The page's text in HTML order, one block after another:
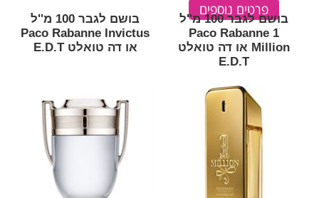
פרטים נוספים
בושם לגבר 100 מ''ל
Paco Rabanne 1
Million או דה טואלט
E.D.T
בושם לגבר 100 מ''ל
Paco Rabanne Invictus
או דה טואלט E.D.T